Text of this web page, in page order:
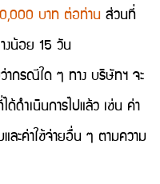
บาท ต่อท่าน ส่วนที่
งน้อย 15 วัน
กรณีใด ๆ ทาง บริษัทฯ จะ
ด้ดำเนินการไปแล้ว เช่น ค่า
ละค่าใช้จ่ายอื่น ๆ ตามความ